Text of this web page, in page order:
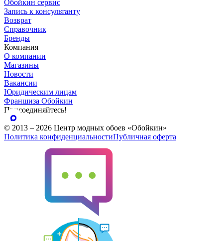
Обойкин сервис
Запись к консультанту
Возврат
Справочник
Бренды
Компания
О компании
Магазины
Новости
Вакансии
Юридическим лицам
Франшиза Обойкин
Присоединяйтесь!
© 2013 – 2026 Центр модных обоев «Обойкин»
Политика конфиденциальностиПубличная оферта